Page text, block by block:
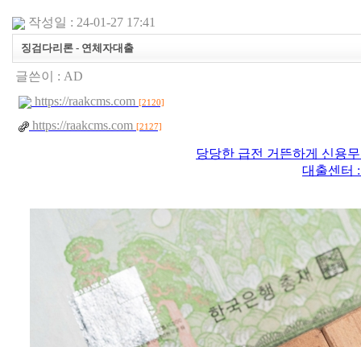
작성일 : 24-01-27 17:41
징검다리론 - 연체자대출
글쓴이 : AD
https://raakcms.com [2120]
https://raakcms.com [2127]
당당한 급전 거뜬하게 신용
대출센터 :